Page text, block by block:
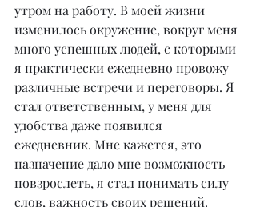
утром на работу. В моей жизни
изменилось окружение, вокруг меня
много успешных людей, с которыми
я практически ежедневно провожу
различные встречи и переговоры. Я
стал ответственным, у меня для
удобства даже появился
ежедневник. Мне кажется, это
назначение дало мне возможность
повзрослеть, я стал понимать силу
слов, важность своих решений.